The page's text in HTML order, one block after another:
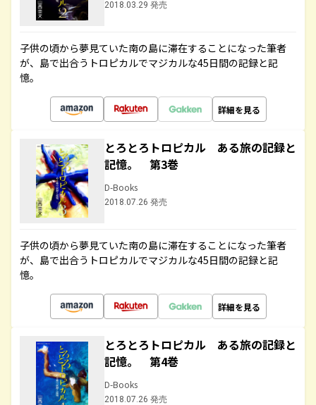
2018.03.29 発売
子供の頃から夢見ていた南の島に滞在することになった筆者
が、島で出合うトロピカルでマジカルな45日間の記録と記
憶。
詳細を見る
とろとろトロピカル ある旅の記録と
記憶。 第3巻
D-Books
2018.07.26 発売
子供の頃から夢見ていた南の島に滞在することになった筆者
が、島で出合うトロピカルでマジカルな45日間の記録と記
憶。
詳細を見る
とろとろトロピカル ある旅の記録と
記憶。 第4巻
D-Books
2018.07.26 発売